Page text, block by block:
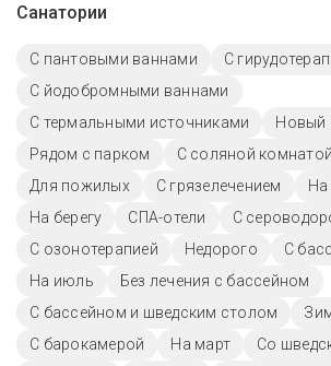
Санатории
С пантовыми ваннами
С
С йодобромными ваннами
С термальными источниками
Новый
Рядом с парком
С соляной комнатой
Для пожилых
С грязелечением
На
На берегу
СПА-отели
С
С озонотерапией
Недорого
C
На июль
Без лечения с бассейном
С бассейном и шведским столом
С барокамерой
На март
Со